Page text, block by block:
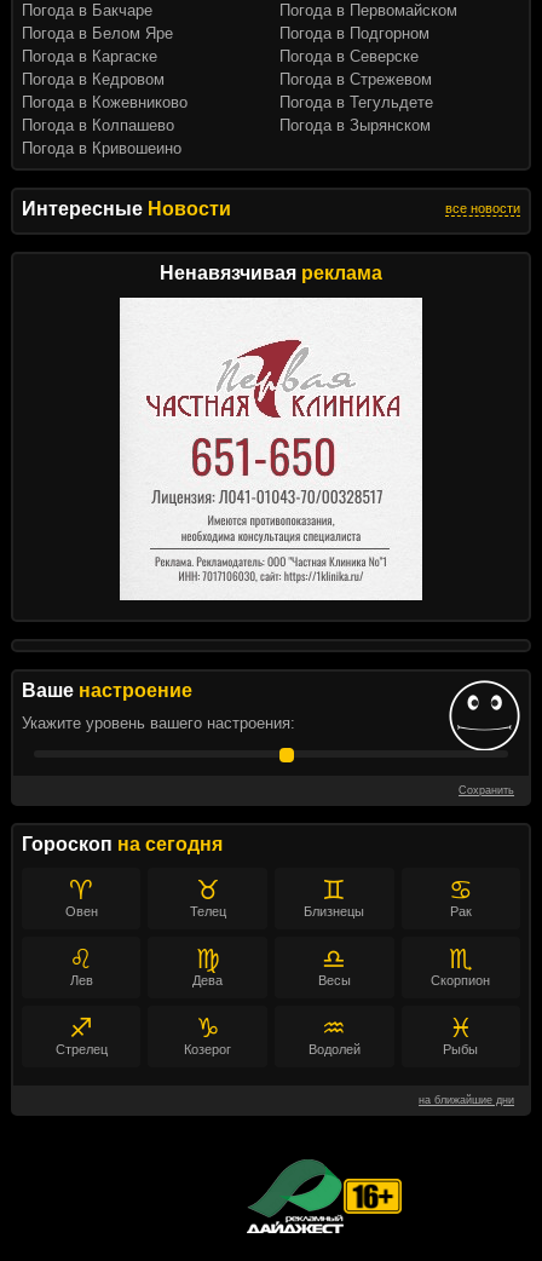
Интересные Новости все новости
Ненавязчивая реклама
Ваше настроение
Укажите уровень вашего настроения:
Сохранить
Гороскоп на сегодня
♈
Овен
♉
Телец
♊
Близнецы
♋
Рак
♌
Лев
♍
Дева
♎
Весы
♏
Скорпион
♐
Стрелец
♑
Козерог
♒
Водолей
♓
Рыбы
на ближайшие дни
Погода в Бакчаре
Погода в Белом Яре
Погода в Каргаске
Погода в Кедровом
Погода в Кожевниково
Погода в Колпашево
Погода в Кривошеино
Погода в Первомайском
Погода в Подгорном
Погода в Северске
Погода в Стрежевом
Погода в Тегульдете
Погода в Зырянском